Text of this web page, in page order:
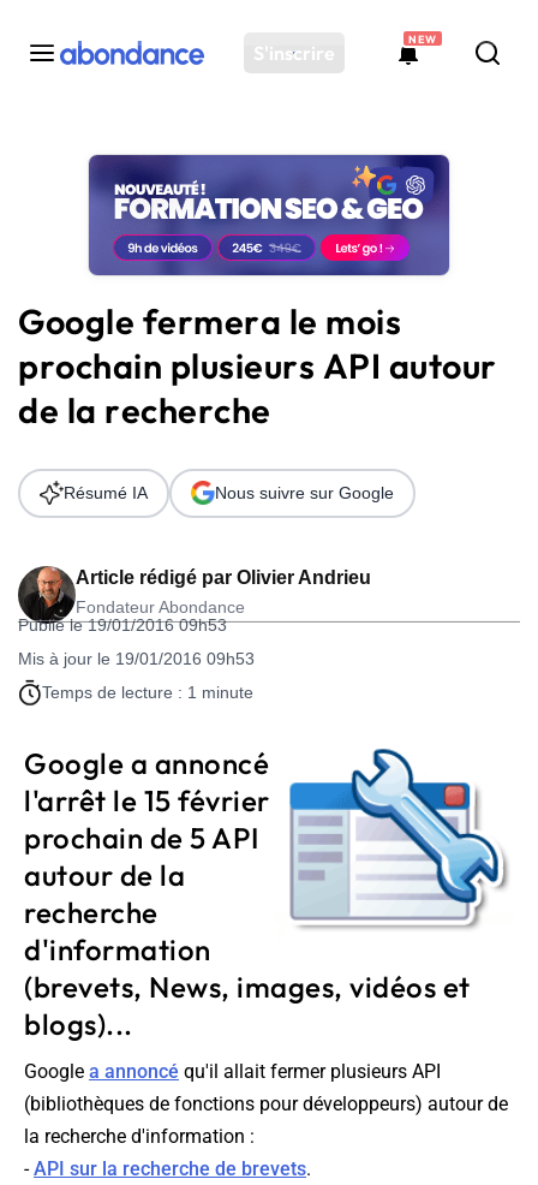
S'inscrire
NEW
Toutes les actus
Actus SEO
Plateforme
Solutions
Ressources
Audit SEO
Google fermera le mois
prochain plusieurs API autour
de la recherche
Article rédigé par Olivier Andrieu
Fondateur Abondance
Publié le 19/01/2016 09h53
Mis à jour le 19/01/2016 09h53
Temps de lecture : 1 minute
Résumé IA Nous suivre sur Google
Google a annoncé
l'arrêt le 15 février
prochain de 5 API
autour de la
recherche
d'information
(brevets, News, images, vidéos et
blogs)...
Google a annoncé qu'il allait fermer plusieurs API
(bibliothèques de fonctions pour développeurs) autour de
la recherche d'information :
-API sur la recherche de brevets.